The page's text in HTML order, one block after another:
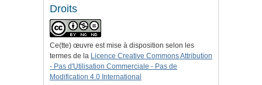
Droits
Ce(tte) œuvre est mise à disposition selon les
termes de la Licence Creative Commons Attribution
- Pas d'Utilisation Commerciale - Pas de
Modification 4.0 International